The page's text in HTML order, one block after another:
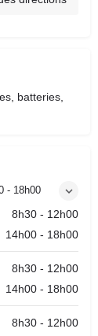
batteries,
- 18h00
8h30 - 12h00
14h00 - 18h00
8h30 - 12h00
14h00 - 18h00
8h30 - 12h00